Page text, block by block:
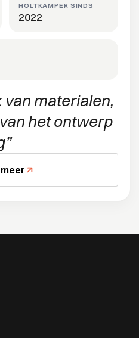
HOLTKAMPER SINDS
2022
materialen,
het ontwerp